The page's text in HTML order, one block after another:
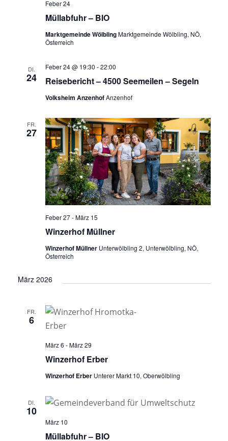
Müllabfuhr – BIO
Feber 24
Marktgemeinde WölblingMarktgemeinde Wölbling, NÖ,
Österreich
DI.
24 Reisebericht – 4500 Seemeilen – Segeln
Feber 24 @ 19:30 -22:00
Volksheim AnzenhofAnzenhof
FR.
27
Winzerhof Müllner
Feber 27-März 15
Winzerhof Müllner Unterwölbling 2, Unterwölbling, NÖ,
Österreich
März 2026
FR.
6
Winzerhof Erber
März 6 -März 29
Winzerhof Erber Unterer Markt 10, Oberwölbling
DI.
10
Müllabfuhr – BIO
März 10